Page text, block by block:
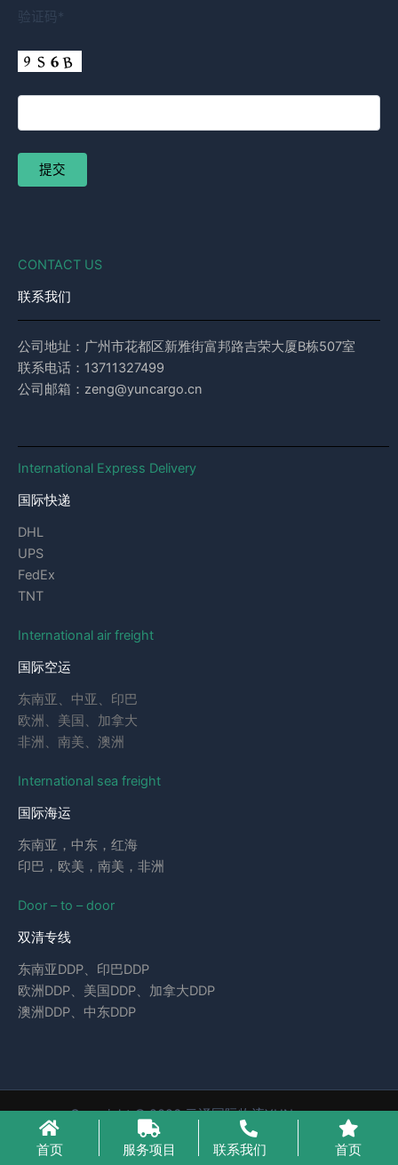
验证码*
CONTACT US
联系我们
公司地址：广州市花都区新雅街富邦路吉荣大厦B栋507室
联系电话：13711327499
公司邮箱：zeng@yuncargo.cn
International Express Delivery
国际快递
DHL
UPS
FedEx
TNT
International air freight
国际空运
东南亚、中亚、印巴
欧洲、美国、加拿大
非洲、南美、澳洲
International sea freight
国际海运
东南亚，中东，红海
印巴，欧美，南美，非洲
Door – to – door
双清专线
东南亚DDP、印巴DDP
欧洲DDP、美国DDP、加拿大DDP
澳洲DDP、中东DDP
Copyright © 2026 云泽国际物流YUNcargo
粤ICP备2023046221号-1
首页 服务项目 联系我们 首页